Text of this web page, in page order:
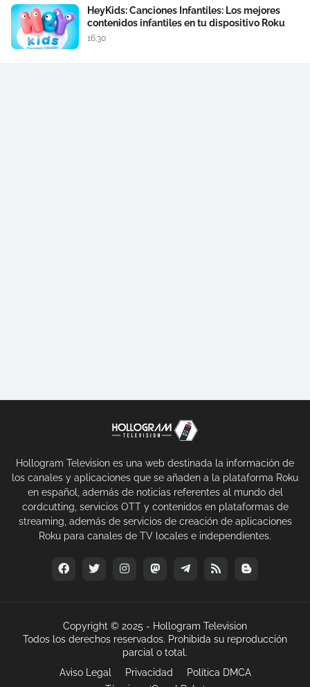
HeyKids: Canciones Infantiles: Los mejores
contenidos infantiles en tu dispositivo Roku
16:30
Hollogram Television es una web destinada la información de
los canales y aplicaciones que se añaden a la plataforma Roku
en español, además de noticias referentes al mundo del
cordcutting, servicios OTT y contenidos en plataformas de
streaming, además de servicios de creación de aplicaciones
Roku para canales de TV locales e independientes.
Copyright © 2025 - Hollogram Television
Todos los derechos reservados. Prohibida su reproducción
parcial o total.
Aviso Legal
Privacidad
Política DMCA